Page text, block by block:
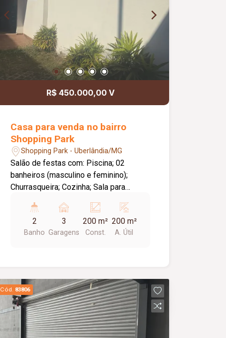
R$ 450.000,00 V
Casa para venda no bairro
Shopping Park
Shopping Park - Uberlândia/MG
Salão de festas com: Piscina; 02
banheiros (masculino e feminino);
Churrasqueira; Cozinha; Sala para
Proprietária estuda proposta e aceita
negociar o valor.
2
Banho
3
Garagens
200 m²
Const.
200 m²
A. Útil
Cód. 83806